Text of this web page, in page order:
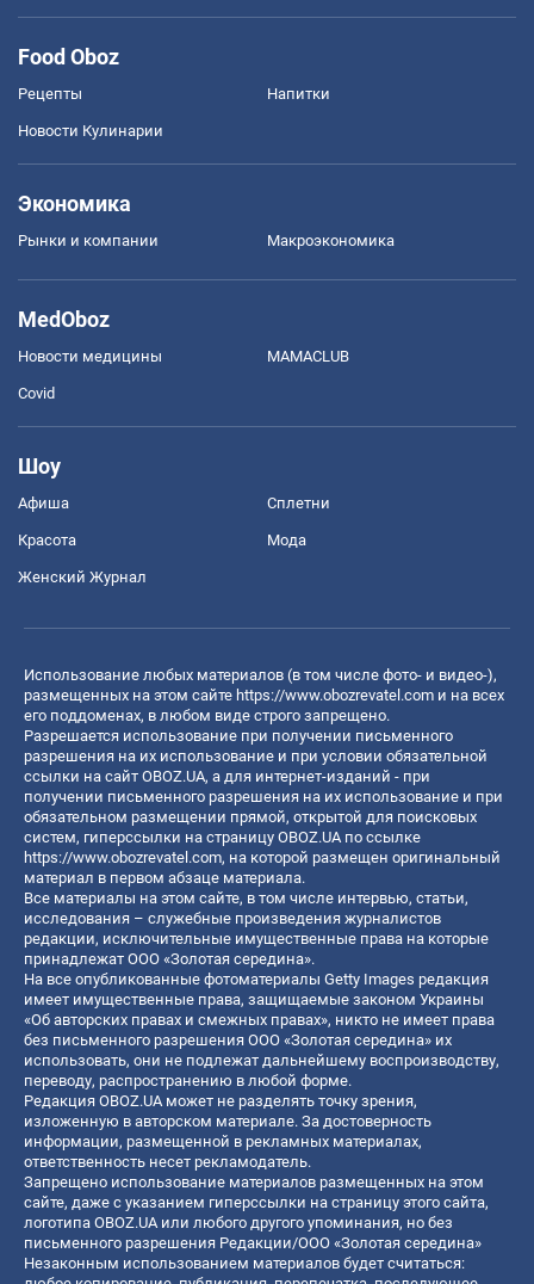
Food Oboz
Рецепты Напитки
Новости Кулинарии
Экономика
Рынки и компании Mакроэкономика
MedOboz
Новости медицины MAMACLUB
Covid
Шоу
Афиша Сплетни
Красота Мода
Женский Журнал
Использование любых материалов (в том числе фото- и видео-),
размещенных на этом сайте https://www.obozrevatel.com и на всех
его поддоменах, в любом виде строго запрещено.
Разрешается использование при получении письменного
разрешения на их использование и при условии обязательной
ссылки на сайт OBOZ.UA, а для интернет-изданий - при
получении письменного разрешения на их использование и при
обязательном размещении прямой, открытой для поисковых
систем, гиперссылки на страницу OBOZ.UA по ссылке
https://www.obozrevatel.com, на которой размещен оригинальный
материал в первом абзаце материала.
Все материалы на этом сайте, в том числе интервью, статьи,
исследования – служебные произведения журналистов
редакции, исключительные имущественные права на которые
принадлежат ООО «Золотая середина».
На все опубликованные фотоматериалы Getty Images редакция
имеет имущественные права, защищаемые законом Украины
«Об авторских правах и смежных правах», никто не имеет права
без письменного разрешения ООО «Золотая середина» их
использовать, они не подлежат дальнейшему воспроизводству,
переводу, распространению в любой форме.
Редакция OBOZ.UA может не разделять точку зрения,
изложенную в авторском материале. За достоверность
информации, размещенной в рекламных материалах,
ответственность несет рекламодатель.
Запрещено использование материалов размещенных на этом
сайте, даже с указанием гиперссылки на страницу этого сайта,
логотипа OBOZ.UA или любого другого упоминания, но без
письменного разрешения Редакции/ООО «Золотая середина»
Незаконным использованием материалов будет считаться: